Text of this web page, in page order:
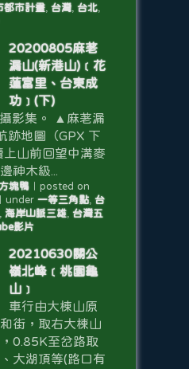
都市計畫, 台灣, 台北,
20200805麻荖
漏山(新港山)﹝花
蓮富里、台東成
功﹞(下)
影集。 ▲麻荖漏
跡地圖（GPX 下
山前回望中溝麥
神木級...
塊鴨｜ posted on
under 一等三角點, 台
海岸山脈三雄, 台灣五
影片
20210630關公
嶺北峰﹝桃園龜
山﹞
車行由大棟山原
街，取右大棟山
0.85K至岔路取
大湖頂等(路口有